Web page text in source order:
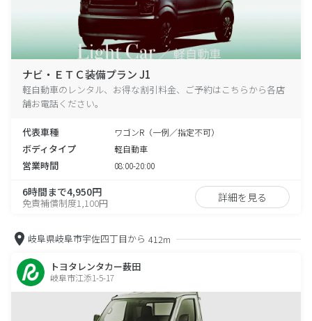
ナビ・ＥＴＣ装備プラン J1
軽自動車のレンタル、お得な割引料金、ご予約はこちらから各店
舗お電話ください。
代表車種 ワゴンR（一例／指定不可）
ボディタイプ 軽自動車
営業時間 08:00-20:00
6時間まで4,950円
免責補償制度1,100円 詳細を見る
岐阜県岐阜市宇佐四丁目から 412m
トヨタレンタカー薮田
岐阜市江添1-5-17